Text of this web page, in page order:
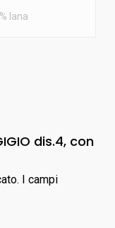
lana
dis.4, con
I campi